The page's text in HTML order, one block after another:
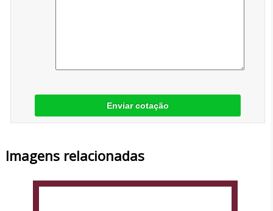
Enviar cotação
Imagens relacionadas